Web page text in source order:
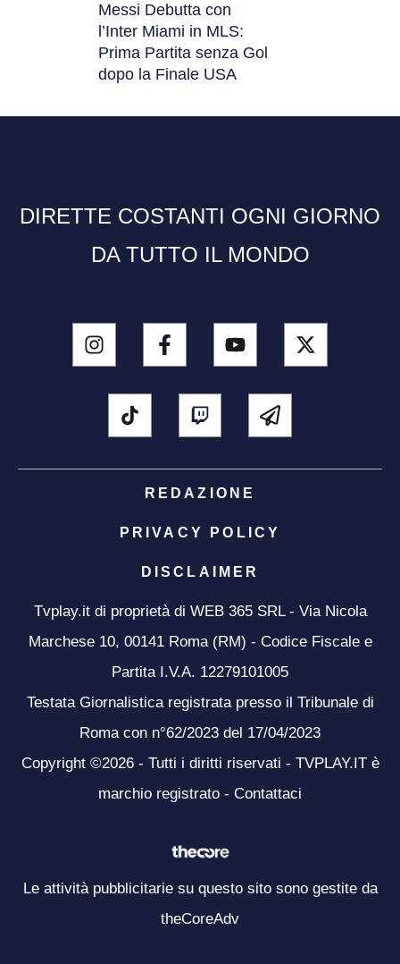
Messi Debutta con
l’Inter Miami in MLS:
Prima Partita senza Gol
dopo la Finale USA
DIRETTE COSTANTI OGNI GIORNO
DA TUTTO IL MONDO
REDAZIONE
PRIVACY POLICY
DISCLAIMER
Tvplay.it di proprietà di WEB 365 SRL - Via Nicola
Marchese 10, 00141 Roma (RM) - Codice Fiscale e
Partita I.V.A. 12279101005
Testata Giornalistica registrata presso il Tribunale di
Roma con n°62/2023 del 17/04/2023
Copyright ©2026 - Tutti i diritti riservati - TVPLAY.IT è
marchio registrato - Contattaci
Le attività pubblicitarie su questo sito sono gestite da
theCoreAdv